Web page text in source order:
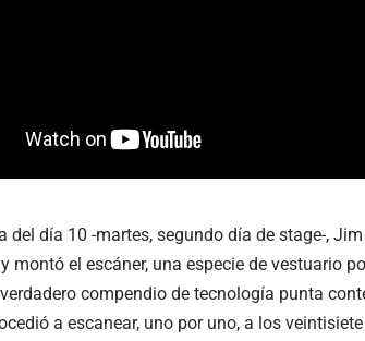
del día 10 -martes, segundo día de stage-,
montó el escáner, una especie de vestuario
compendio de tecnología punta
a escanear, uno por uno, a los